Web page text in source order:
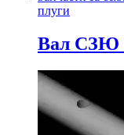
плуги
Вал СЗЮ